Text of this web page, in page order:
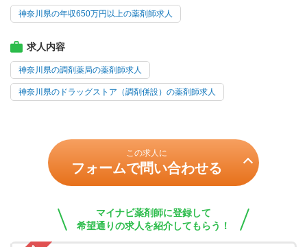
神奈川県の年収650万円以上の薬剤師求人
求人内容
神奈川県の調剤薬局の薬剤師求人
神奈川県のドラッグストア（調剤併設）の薬剤師求人
この求人に
フォームで問い合わせる
マイナビ薬剤師に登録して
希望通りの求人を紹介してもらう！